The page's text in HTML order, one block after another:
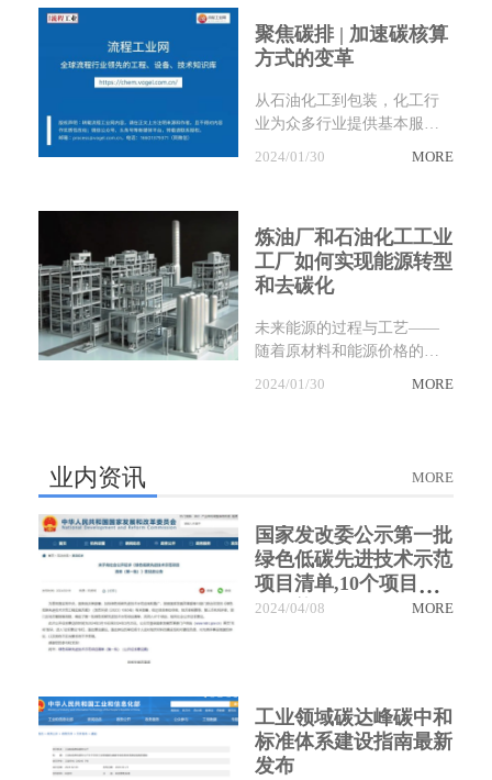
聚焦碳排 | 加速碳核算
方式的变革
从石油化工到包装，化工行
业为众多行业提供基本服
2024/01/30 MORE
炼油厂和石油化工工业
工厂如何实现能源转型
和去碳化
未来能源的过程与工艺——
随着原材料和能源价格的持
2024/01/30 MORE
业内资讯 MORE
国家发改委公示第一批
绿色低碳先进技术示范
项目清单,10个项目涉
及氢能
2024/04/08 MORE
工业领域碳达峰碳中和
标准体系建设指南最新
发布